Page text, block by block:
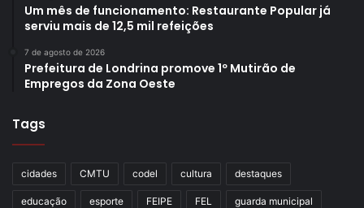
Um mês de funcionamento: Restaurante Popular já
serviu mais de 12,5 mil refeições
7 de agosto de 2026
Prefeitura de Londrina promove 1º Mutirão de
Empregos da Zona Oeste
Tags
cidades CMTU codel cultura destaques
educação esporte FEIPE FEL guarda municipal